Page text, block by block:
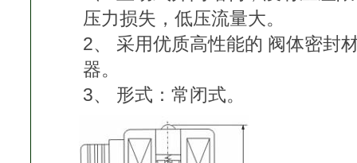
压力损失，低压流量大。
2、 采用优质高性能的 阀体密封
器。
3、 形式：常闭式。